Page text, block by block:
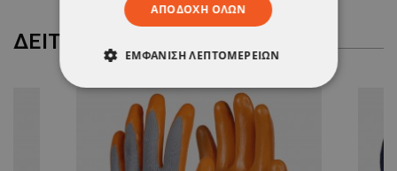
ΔΕΊΤΕ ΠΕΡΙΣΣΌΤΕΡΑ
ΑΠΟΔΟΧΉ ΌΛΩΝ
ΕΜΦΆΝΙΣΗ ΛΕΠΤΟΜΕΡΕΙΏΝ
ΑΠΟΛΎΤΩΣ ΑΠΑΡΑΊΤΗΤΑ
ΑΠΌΔΟΣΗΣ